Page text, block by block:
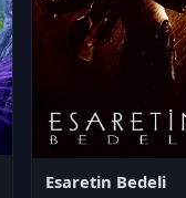
Esaretin Bedeli